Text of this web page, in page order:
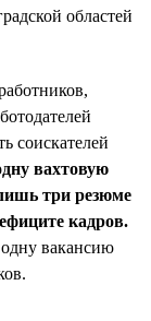
областей
соискателей
вахтовую
три резюме
кадров.
вакансию